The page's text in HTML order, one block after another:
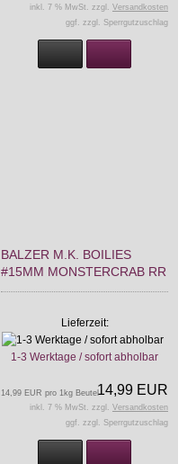
inkl. 7 % MwSt. zzgl. Versandkosten
ggf. zzgl. Sperrgutzuschlag
BALZER M.K. BOILIES
#15MM MONSTERCRAB RR
Lieferzeit:
1-3 Werktage / sofort abholbar
14,99 EUR
14,99 EUR pro 1kg Beutel
inkl. 7 % MwSt. zzgl. Versandkosten
ggf. zzgl. Sperrgutzuschlag